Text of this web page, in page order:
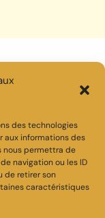
des technologies
aux informations des
nous permettra de
navigation ou les ID
de retirer son
caractéristiques
du lundi
dimanche